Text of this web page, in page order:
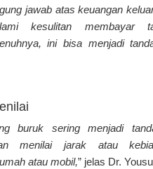
jawab atas keuangan
kesulitan membayar
ini bisa menjadi
buruk sering menjadi
menilai jarak atau
atau mobil,” jelas Dr.